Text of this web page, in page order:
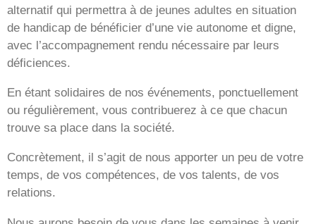
alternatif qui permettra à de jeunes adultes en situation
de handicap de bénéficier d’une vie autonome et digne,
avec l’accompagnement rendu nécessaire par leurs
déficiences.
En étant solidaires de nos événements, ponctuellement
ou régulièrement, vous contribuerez à ce que chacun
trouve sa place dans la société.
Concrètement, il s’agit de nous apporter un peu de votre
temps, de vos compétences, de vos talents, de vos
relations.